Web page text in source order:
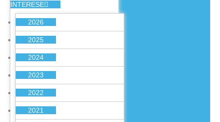
INTERESE
2026
2025
2024
2023
2022
2021